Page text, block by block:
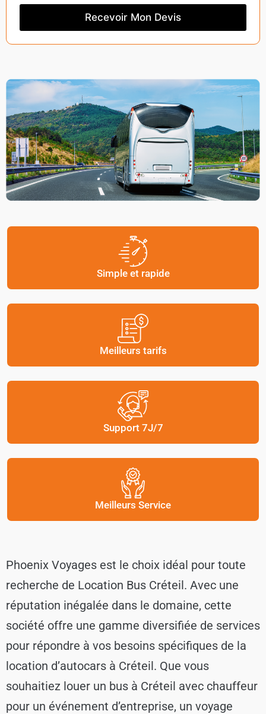
Simple et rapide
Meilleurs tarifs
Support 7J/7
Meilleurs Service
Phoenix Voyages est le choix idéal pour toute
recherche de Location Bus Créteil. Avec une
réputation inégalée dans le domaine, cette
société offre une gamme diversifiée de services
pour répondre à vos besoins spécifiques de la
location d’autocars à Créteil. Que vous
souhaitiez louer un bus à Créteil avec chauffeur
pour un événement d’entreprise, un voyage